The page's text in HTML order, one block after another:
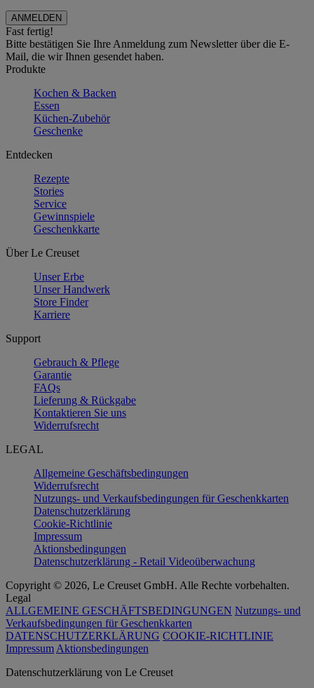
Fast fertig!
Bitte bestätigen Sie Ihre Anmeldung zum Newsletter über die E-
Mail, die wir Ihnen gesendet haben.
Produkte
Kochen & Backen
Essen
Küchen-Zubehör
Geschenke
Entdecken
Rezepte
Stories
Service
Gewinnspiele
Geschenkkarte
Über Le Creuset
Unser Erbe
Unser Handwerk
Store Finder
Karriere
Support
Gebrauch & Pflege
Garantie
FAQs
Lieferung & Rückgabe
Kontaktieren Sie uns
Widerrufsrecht
LEGAL
Allgemeine Geschäftsbedingungen
Widerrufsrecht
Nutzungs- und Verkaufsbedingungen für Geschenkkarten
Datenschutzerklärung
Cookie-Richtlinie
Impressum
Aktionsbedingungen
Datenschutzerklärung - Retail Videoüberwachung
Copyright © 2026, Le Creuset GmbH. Alle Rechte vorbehalten.
Legal
ALLGEMEINE GESCHÄFTSBEDINGUNGEN Nutzungs- und
Verkaufsbedingungen für Geschenkkarten
DATENSCHUTZERKLÄRUNG COOKIE-RICHTLINIE
Impressum Aktionsbedingungen
Datenschutz­erklärung von Le Creuset